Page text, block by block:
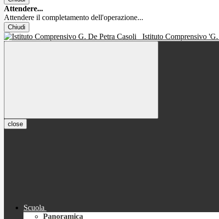
Attendere...
Attendere il completamento dell'operazione...
Chiudi
Istituto Comprensivo
close
Scuola
Panoramica